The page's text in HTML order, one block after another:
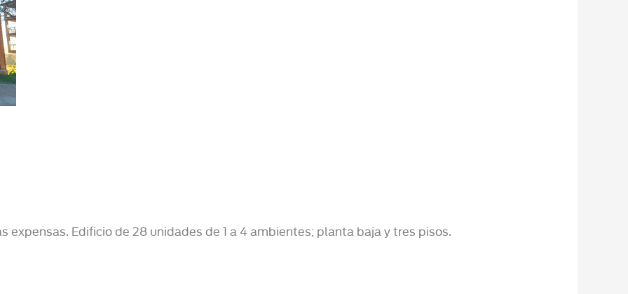
expensas. Edificio de 28 unidades de 1 a 4 ambientes; planta baja y tres pisos.